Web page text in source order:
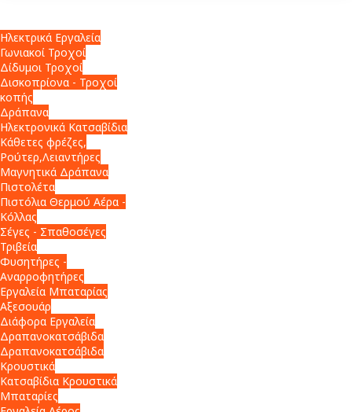
Ηλεκτρικά Εργαλεία
Γωνιακοί Τροχοί
Δίδυμοι Τροχοί
Δισκοπρίονα - Τροχοί
κοπής
Δράπανα
Ηλεκτρονικά Κατσαβίδια
Κάθετες φρέζες,
Ρούτερ,Λειαντήρες
Μαγνητικά Δράπανα
Πιστολέτα
Πιστόλια Θερμού Αέρα -
Κόλλας
Σέγες - Σπαθοσέγες
Τριβεία
Φυσητήρες -
Αναρροφητήρες
Εργαλεία Μπαταρίας
Αξεσουάρ
Διάφορα Εργαλεία
Δραπανοκατσάβιδα
Δραπανοκατσάβιδα
Κρουστικά
Κατσαβίδια Κρουστικά
Μπαταρίες